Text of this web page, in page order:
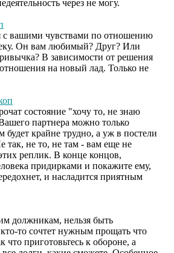
через не могу.
с вашими чувствами по отношению
Он вам любимый? Друг? Или
В зависимости от решения
на новый лад. Только не
состояние "хочу то, не знаю
партнера можно только
будет крайне трудно, а уж в постели
так, не то, не там - вам еще не
реплик. В конце концов,
придирками и покажите ему,
и насладится приятным
должникам, нельзя быть
то сочтет нужным прощать что
приготовьтесь к обороне, а